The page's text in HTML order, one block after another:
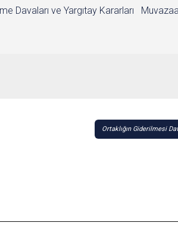
Davaları ve Yargıtay Kararları
Ortaklığın Giderilmesi